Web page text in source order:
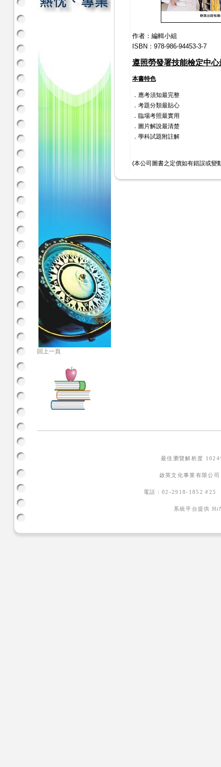
回上一頁
作者：編輯小組
ISBN：978-986-94453-3-7
遵照勞發署技能檢定中心
本書特色
．應考須知最完整
．考題分類最貼心
．臨場考照最實用
．圖片解說最清楚
．學科試題附註解
(本公司圖書之定價如有錯誤或變
最佳瀏覽解析度
啟英文化事業有限公
電話：02-2918-1852
系統平台提供